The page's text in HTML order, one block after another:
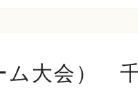
ム大会）